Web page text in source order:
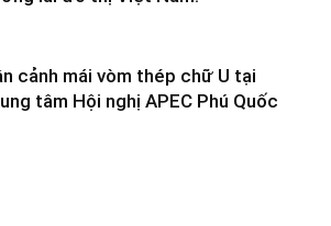
cảnh mái vòm thép chữ U tại
tâm Hội nghị APEC Phú Quốc